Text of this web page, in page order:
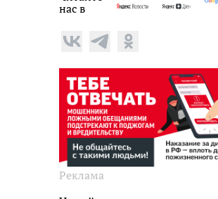
нас в
Реклама